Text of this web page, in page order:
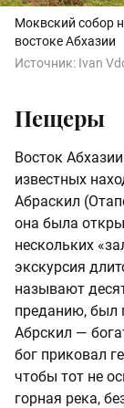
Моквский собор
востоке Абхазии
Источник: Ivan
Пещеры
Восток
известных
Абраскил
она была
нескольких
экскурсия
называют
преданию, был
Абрскил —
бог приковал
чтобы тот не
горная река,